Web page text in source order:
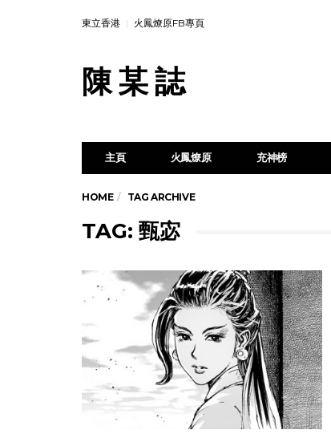
東立香港 火鳳燎原FB專頁
陳 某 誌
主頁 火鳳燎原 充神榜
HOME TAG ARCHIVE
TAG: 甄宓